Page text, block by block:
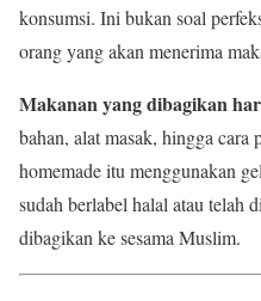
konsumsi. Ini bukan soal
orang yang akan menerima
Makanan yang dibagikan
bahan, alat masak, hingga cara
homemade itu menggunakan
sudah berlabel halal atau telah
dibagikan ke sesama Muslim.